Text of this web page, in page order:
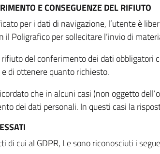
E CONSEGUENZE DEL RIFIUTO
per i dati di navigazione, l’utente è
il Poligrafico per sollecitare l’invio di
del conferimento dei dati
di ottenere quanto richiesto.
che in alcuni casi (non oggetto
dei dati personali. In questi casi la
di cui al GDPR, Le sono riconosciuti i